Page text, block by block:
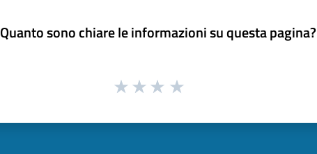
Quanto sono chiare le informazioni su questa pagina?